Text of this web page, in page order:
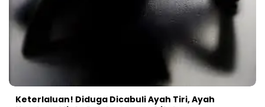
Keterlaluan! Diduga Dicabuli Ayah Tiri, Ayah